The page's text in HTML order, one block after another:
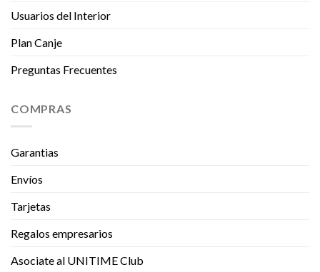
Usuarios del Interior
Plan Canje
Preguntas Frecuentes
COMPRAS
Garantias
Envíos
Tarjetas
Regalos empresarios
Asociate al UNITIME Club